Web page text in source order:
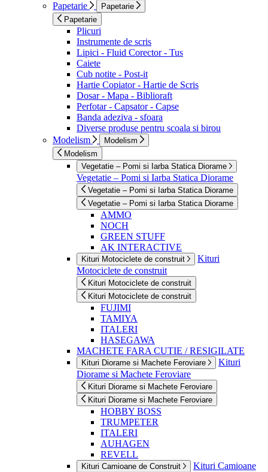
Papetarie
Papetarie
Papetarie
Plicuri
Instrumente de scris
Lipici - Fluid Corector - Tus
Caiete
Cub notite - Post-it
Hartie Copiator - Hartie de Scris
Dosar - Mapa - Biblioraft
Perfotar - Capsator - Capse
Banda adeziva - sfoara
Diverse produse pentru scoala si birou
Modelism
Modelism
Modelism
Vegetatie – Pomi si Iarba Statica Diorame
Vegetatie – Pomi si Iarba Statica Diorame
Vegetatie – Pomi si Iarba Statica Diorame
Vegetatie – Pomi si Iarba Statica Diorame
AMMO
NOCH
GREEN STUFF
AK INTERACTIVE
Kituri Motociclete de construit
Kituri
Motociclete de construit
Kituri Motociclete de construit
Kituri Motociclete de construit
FUJIMI
TAMIYA
ITALERI
HASEGAWA
MACHETE FARA CUTIE / RESIGILATE
Kituri Diorame si Machete Feroviare
Kituri
Diorame si Machete Feroviare
Kituri Diorame si Machete Feroviare
Kituri Diorame si Machete Feroviare
HOBBY BOSS
TRUMPETER
ITALERI
AUHAGEN
REVELL
Kituri Camioane de Construit
Kituri Camioane